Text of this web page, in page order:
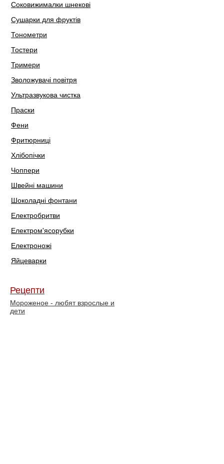
Соковижималки шнекові
Сушарки для фруктів
Тонометри
Тостери
Тримери
Зволожувачі повітря
Ультразвукова чистка
Праски
Фени
Фритюрниці
Хлібопічки
Чоппери
Швейні машини
Шоколадні фонтани
Електробритви
Електром'ясорубки
Електроножі
Яйцеварки
Рецепти
Мороженое - любят взрослые и
дети